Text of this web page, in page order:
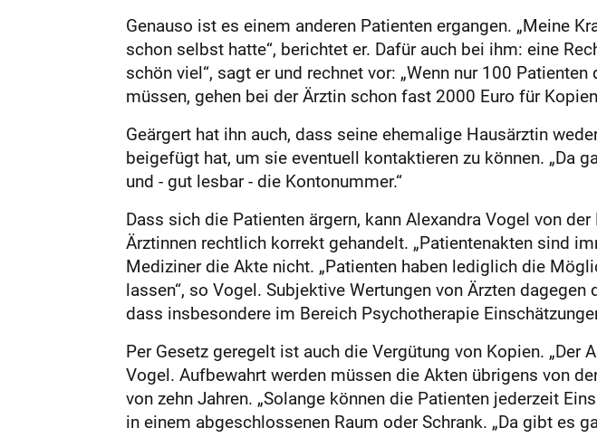
Genauso ist es einem anderen Patienten ergangen. „Meine
schon selbst hatte“, berichtet er. Dafür auch bei ihm: eine
schön viel“, sagt er und rechnet vor: „Wenn nur 100
müssen, gehen bei der Ärztin schon fast 2000 Euro für
Geärgert hat ihn auch, dass seine ehemalige Hausärztin
beigefügt hat, um sie eventuell kontaktieren zu können. „Da
und - gut lesbar - die Kontonummer.“
Dass sich die Patienten ärgern, kann Alexandra Vogel von
Ärztinnen rechtlich korrekt gehandelt. „Patientenakten sind
Mediziner die Akte nicht. „Patienten haben lediglich die
lassen“, so Vogel. Subjektive Wertungen von Ärzten
dass insbesondere im Bereich Psychotherapie
Per Gesetz geregelt ist auch die Vergütung von Kopien. „Der
Vogel. Aufbewahrt werden müssen die Akten übrigens von
von zehn Jahren. „Solange können die Patienten jederzeit
in einem abgeschlossenen Raum oder Schrank. „Da gibt es